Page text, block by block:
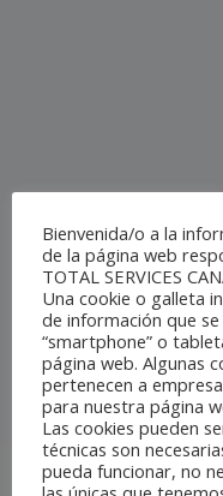
Bienvenida/o a la
de la página web
TOTAL SERVICES
Una cookie o galleta
de información que
“smartphone” o
página web. Algunas
pertenecen a
para nuestra página
Las cookies pueden
técnicas son
pueda funcionar, no